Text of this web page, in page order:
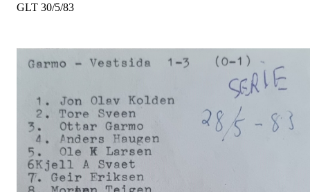
GLT 30/5/83